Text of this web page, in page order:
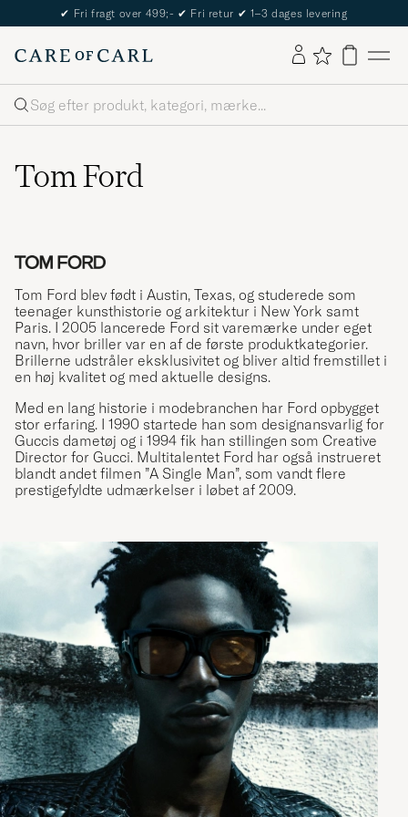
✔ Fri fragt over 499;- ✔ Fri retur ✔ 1–3 dages levering
Søg
Tom Ford
Tom Ford blev født i Austin, Texas, og studerede som
teenager kunsthistorie og arkitektur i New York samt
Paris. I 2005 lancerede Ford sit varemærke under eget
navn, hvor briller var en af de første produktkategorier.
Brillerne udstråler eksklusivitet og bliver altid fremstillet i
en høj kvalitet og med aktuelle designs.
Med en lang historie i modebranchen har Ford opbygget
stor erfaring. I 1990 startede han som designansvarlig for
Guccis dametøj og i 1994 fik han stillingen som Creative
Director for Gucci. Multitalentet Ford har også instrueret
blandt andet filmen ”A Single Man”, som vandt flere
prestigefyldte udmærkelser i løbet af 2009.